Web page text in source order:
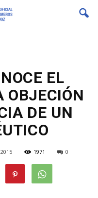
EL
OBJECIÓN
DE UN
1971 0